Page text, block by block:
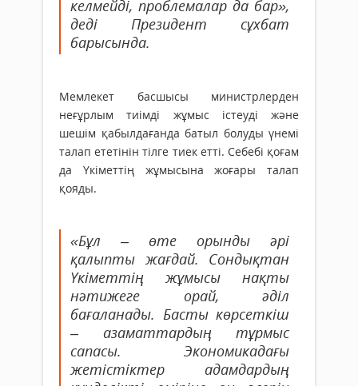
келмейді, проблемалар да бар»,
деді Президент сұхбат
барысында.
Мемлекет басшысы министрлерден
неғұрлым тиімді жұмыс істеуді және
шешім қабылдағанда батыл болуды үнемі
талап ететінін тілге тиек етті. Себебі қоғам
да Үкіметтің жұмысына жоғары талап
қояды.
«Бұл – өте орынды әрі
қалыпты жағдай. Сондықтан
Үкіметтің жұмысы нақты
нәтижеге орай, әділ
бағаланады. Басты көрсеткіш
– азаматтардың тұрмыс
сапасы. Экономикадағы
жетістіктер адамдардың